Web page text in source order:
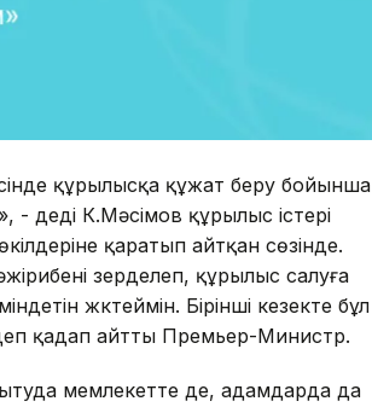
құрылысқа құжат беру бойынша
- деді К.Мәсімов құрылыс істері
қаратып айтқан сөзінде.
зерделеп, құрылыс салуға
жүктеймін. Бірінші кезекте бұл
қадап айтты Премьер-Министр.
мемлекетте де, адамдарда да